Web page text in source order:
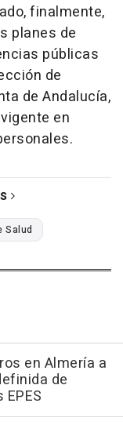
finalmente,
planes de
públicas
de
de Andalucía,
en
Salud
en Almería a
de